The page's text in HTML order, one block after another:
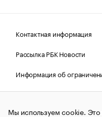
Контактная информация
Рассылка РБК Новости
Информация об
Правовая информация
© АО
Мы используем cookie. Это